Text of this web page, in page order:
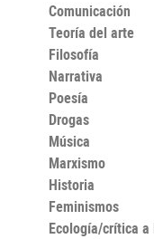
Comunicación
Teoría del arte
Filosofía
Narrativa
Poesía
Drogas
Música
Marxismo
Historia
Feminismos
Ecología/crítica